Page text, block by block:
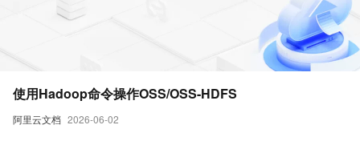
阿里云文档 2026-06-02
使用Hadoop命令操作OSS/OSS-HDFS